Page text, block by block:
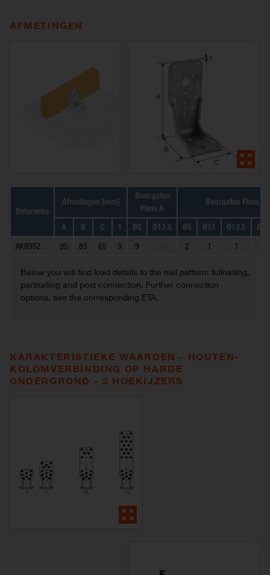
AFMETINGEN
Referentie
Afmetingen [mm]
Boorgaten
Flens A
Boorgaten Flens B
A B C t Ø5 Ø13.5 Ø5 Ø11 Ø13.5
AKR95Z 95 85 65 3 9 - 2 1 1
Below you will find load details to the nail pattern: fullnailing,
partnailing and post connection. Further connection
options, see the corresponding ETA.
KARAKTERISTIEKE WAARDEN - HOUTEN-
KOLOMVERBINDING OP HARDE
ONDERGROND - 2 HOEKIJZERS